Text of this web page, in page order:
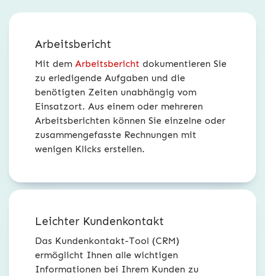
Arbeitsbericht
Mit dem Arbeitsbericht dokumentieren Sie
zu erledigende Aufgaben und die
benötigten Zeiten unabhängig vom
Einsatzort. Aus einem oder mehreren
Arbeitsberichten können Sie einzelne oder
zusammengefasste Rechnungen mit
wenigen Klicks erstellen.
Leichter Kundenkontakt
Das Kundenkontakt-Tool (CRM)
ermöglicht Ihnen alle wichtigen
Informationen bei Ihrem Kunden zu